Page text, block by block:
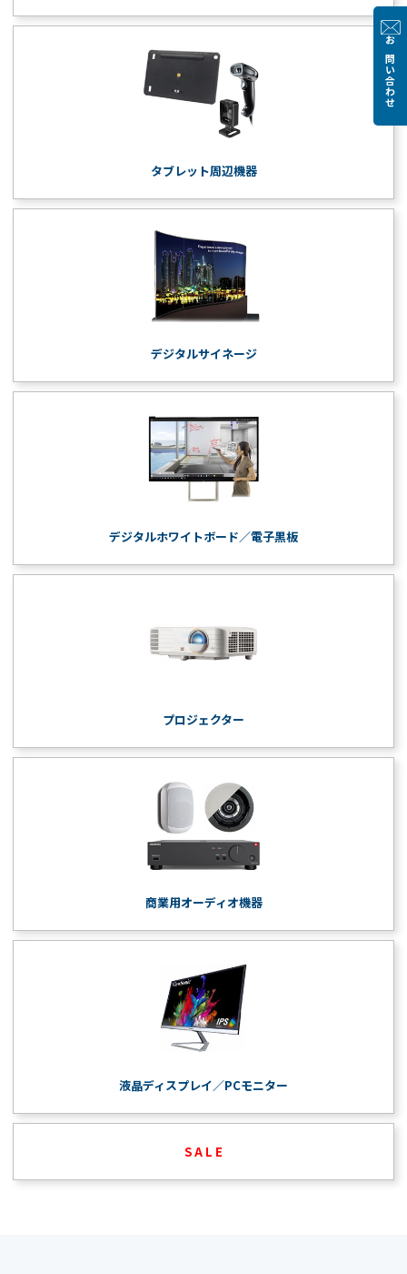
お問い合わせ
タブレット周辺機器
デジタルサイネージ
デジタルホワイトボード／電子黒板
プロジェクター
商業用オーディオ機器
液晶ディスプレイ／PCモニター
S A L E